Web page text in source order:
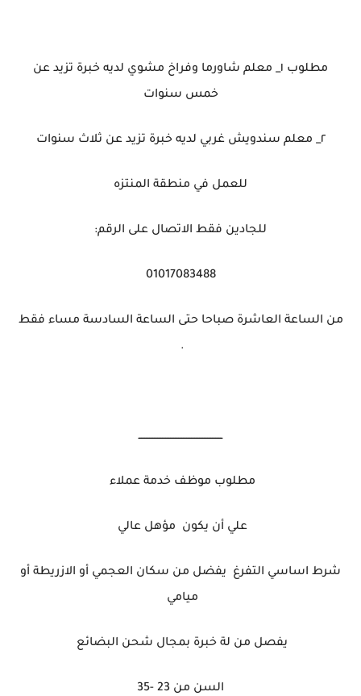
مطلوب ١_ معلم شاورما وفراخ مشوي لديه خبرة تزيد عن
خمس سنوات
٢_ معلم سندويش غربي لديه خبرة تزيد عن ثلاث سنوات
للعمل في منطقة المنتزه
للجادين فقط الاتصال على الرقم:
01017083488
من الساعة العاشرة صباحا حتى الساعة السادسة مساء فقط
.
ــــــــــــــــــــــــــــــــــــــــــــــــــــ
مطلوب موظف خدمة عملاء
علي أن يكون مؤهل عالي
شرط اساسي التفرغ يفضل من سكان العجمي أو الازريطة أو
ميامي
يفصل من لة خبرة بمجال شحن البضائع
السن من 23 -35